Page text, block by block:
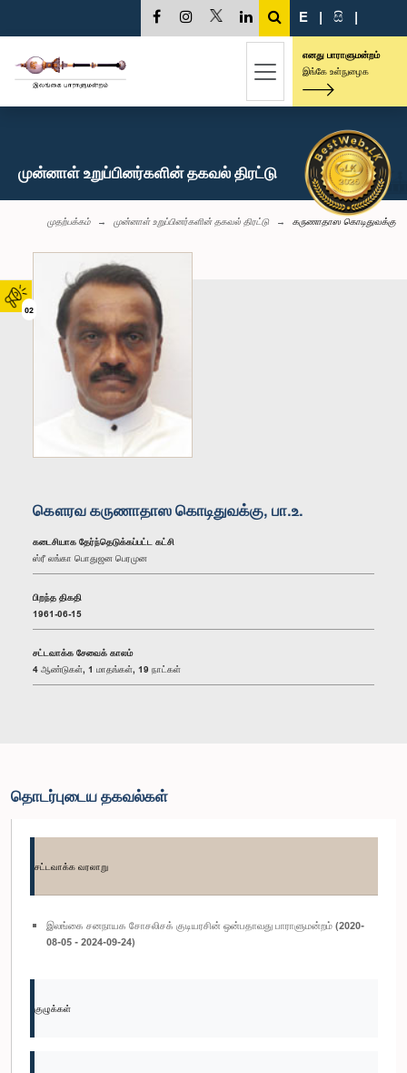
02
E | සි |
எனது பாராளுமன்றம்
இங்கே உள்நுழைக
முன்னாள் உறுப்பினர்களின் தகவல் திரட்டு
முதற்பக்கம் முன்னாள் உறுப்பினர்களின் தகவல் திரட்டு கருணாதாஸ கொடிதுவக்கு
கௌரவ கருணாதாஸ கொடிதுவக்கு, பா.உ.
கடைசியாக தேர்ந்தெடுக்கப்பட்ட கட்சி
ஸ்ரீ லங்கா பொதுஜன பெரமுன
பிறந்த திகதி
1961-06-15
சட்டவாக்க சேவைக் காலம்
4 ஆண்டுகள், 1 மாதங்கள், 19 நாட்கள்
தொடர்புடைய தகவல்கள்
சட்டவாக்க வரலாறு
இலங்கை சனநாயக சோசலிசக் குடியரசின் ஒன்பதாவது பாராளுமன்றம் (2020-
08-05 - 2024-09-24)
குழுக்கள்